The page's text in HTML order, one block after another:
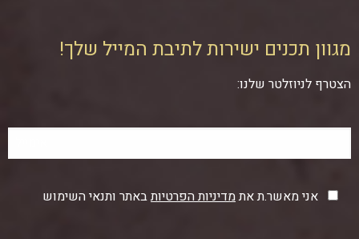
מגוון תכנים ישירות לתיבת המייל שלך!
הצטרף לניוזלטר שלנו:
אני מאשר.ת אתמדיניות הפרטיותבאתר ותנאי השימוש